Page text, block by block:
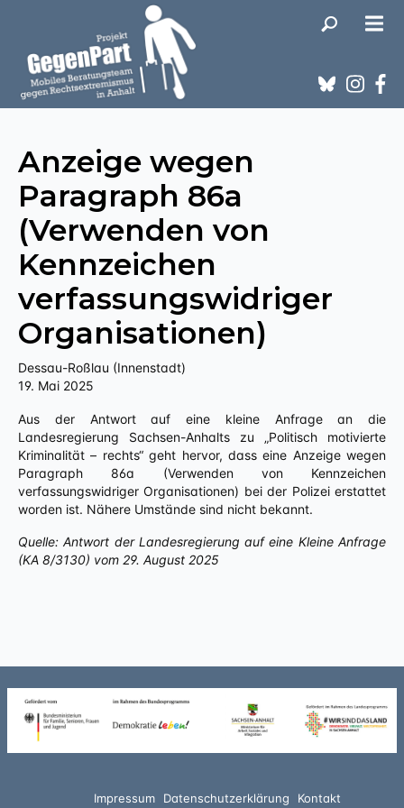
Anzeige wegen
Paragraph 86a
(Verwenden von
Kennzeichen
verfassungswidriger
Organisationen)
Dessau-Roßlau (Innenstadt)
19. Mai 2025
Aus der Antwort auf eine kleine Anfrage an die
Landesregierung Sachsen-Anhalts zu „Politisch motivierte
Kriminalität – rechts“ geht hervor, dass eine Anzeige wegen
Paragraph 86a (Verwenden von Kennzeichen
verfassungswidriger Organisationen) bei der Polizei erstattet
worden ist. Nähere Umstände sind nicht bekannt.
Quelle: Antwort der Landesregierung auf eine Kleine Anfrage
(KA 8/3130) vom 29. August 2025
Impressum Datenschutzerklärung Kontakt